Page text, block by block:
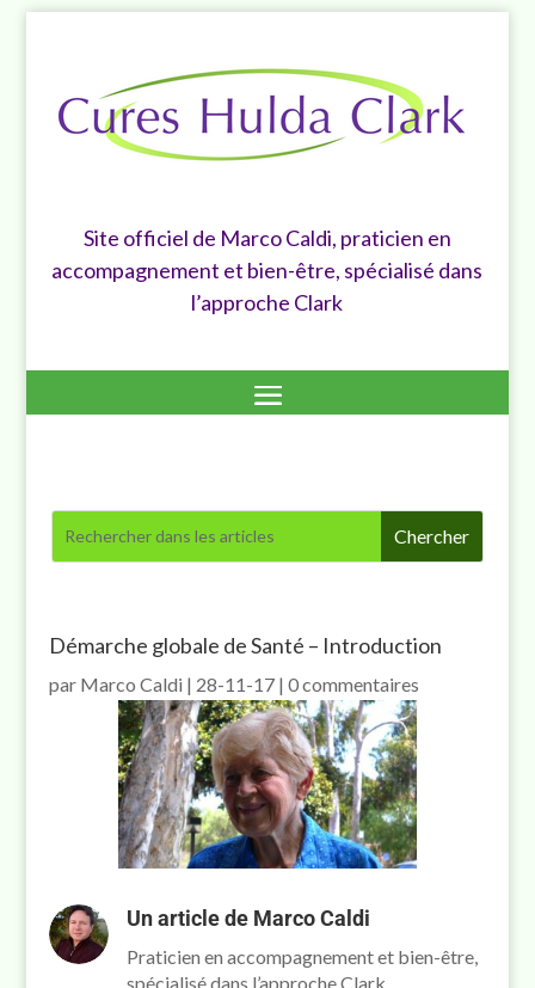
Site officiel de Marco Caldi, praticien en
accompagnement et bien-être, spécialisé dans
l’approche Clark
Démarche globale de Santé – Introduction
par Marco Caldi | 28-11-17| 0 commentaires
Un article de Marco Caldi
Praticien en accompagnement et bien-être,
spécialisé dans l’approche Clark.